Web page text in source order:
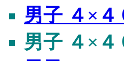
男子 ４×
男子 ４×